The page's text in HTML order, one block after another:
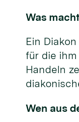
Was
Ein
für die
Handeln
Wen aus